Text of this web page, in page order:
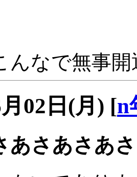
んなで無事
02日(月) [n
あさあさあ